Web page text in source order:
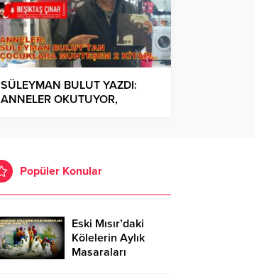
SÜLEYMAN BULUT YAZDI:
ANNELER OKUTUYOR,
Popüler Konular
Eski Mısır’daki
Kölelerin Aylık
Masaraları